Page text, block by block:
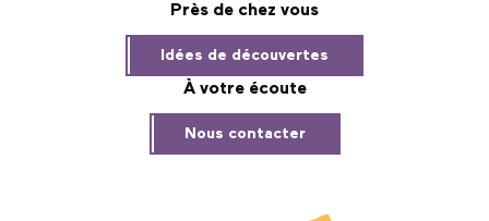
Près de chez vous
Idées de découvertes
À votre écoute
Nous contacter